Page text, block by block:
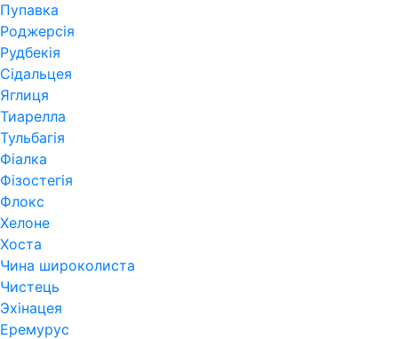
Пупавка
Роджерсія
Рудбекія
Сідальцея
Яглиця
Тиарелла
Тульбагія
Фіалка
Фізостегія
Флокс
Хелоне
Хоста
Чина широколиста
Чистець
Эхінацея
Еремурус